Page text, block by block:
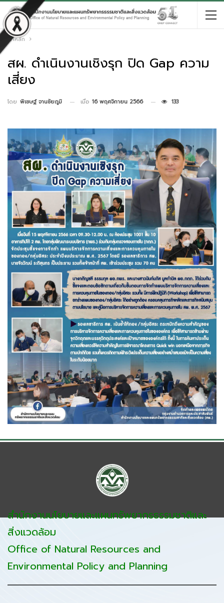
หน้าหลัก
สผ. ดำเนินงานเชิงรุก ปิด Gap ความ
เสี่ยง
โดย พิเชษฐ์ จานชัยภูมิ เมื่อ 16 พฤศจิกายน 2566 133
สำนักงานนโยบายและแผนทรัพยากรธรรมชาติและ
สิ่งแวดล้อม
Office of Natural Resources and
Environmental Policy and Planning